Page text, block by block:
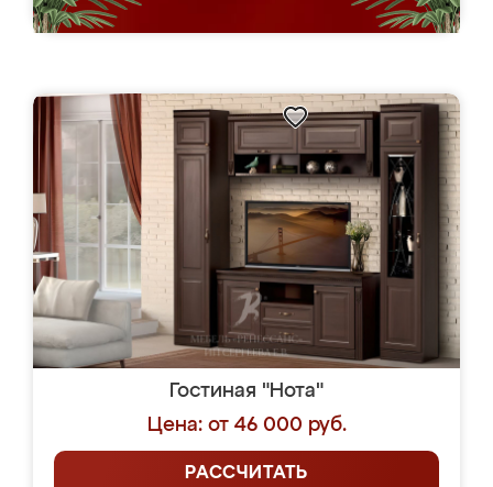
Гостиная "Нота"
Цена: от 46 000 руб.
РАССЧИТАТЬ